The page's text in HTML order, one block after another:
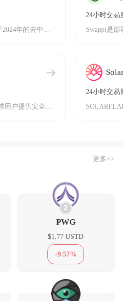
24小时交易
24小时交易
更多>>
2
PWG
$1.77 USTD
-9.57%